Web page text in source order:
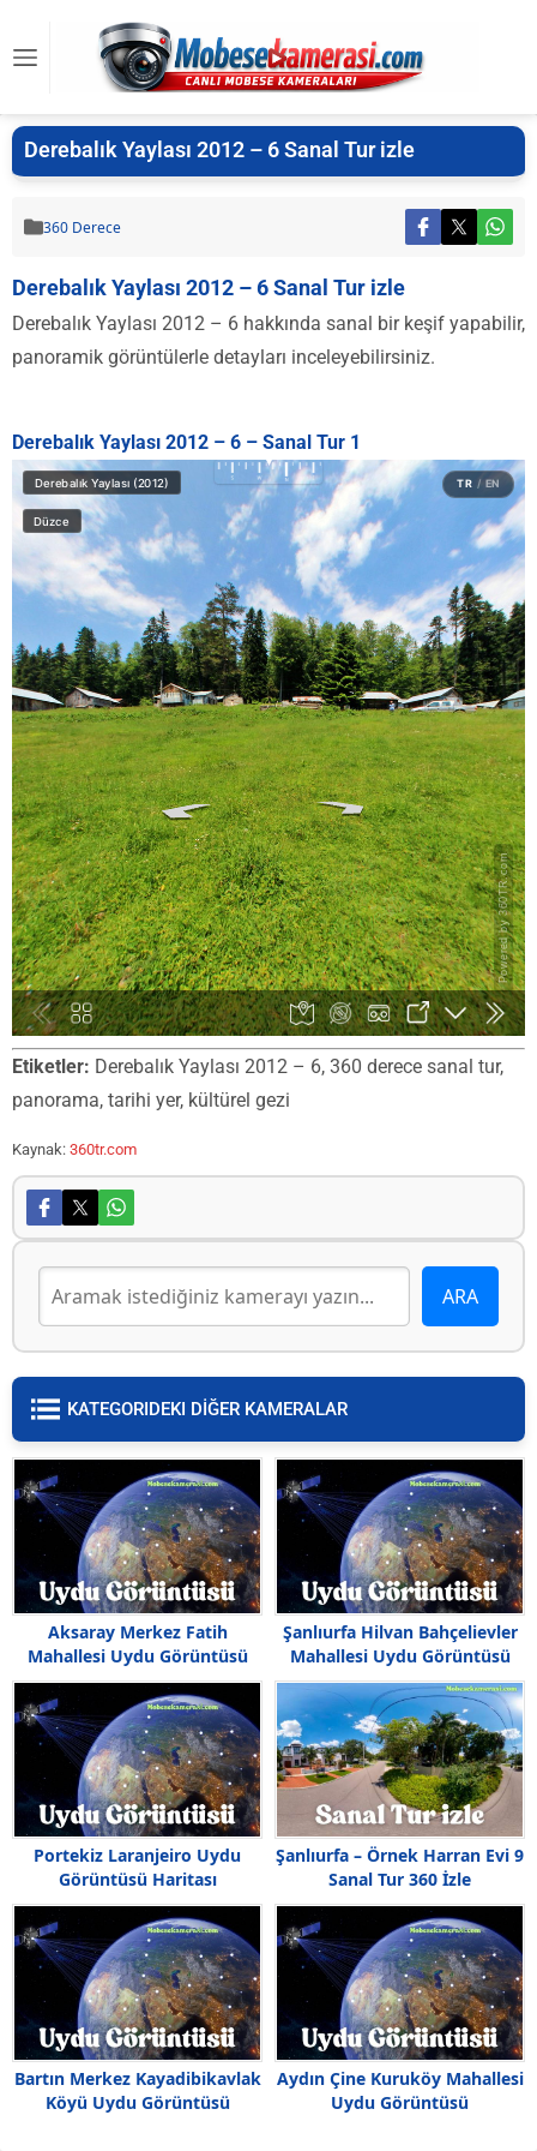
Derebalık Yaylası 2012 – 6 Sanal Tur izle
360 Derece
Derebalık Yaylası 2012 – 6 Sanal Tur izle
Derebalık Yaylası 2012 – 6 hakkında sanal bir keşif yapabilir,
panoramik görüntülerle detayları inceleyebilirsiniz.
Derebalık Yaylası 2012 – 6 – Sanal Tur 1
Etiketler: Derebalık Yaylası 2012 – 6, 360 derece sanal tur,
panorama, tarihi yer, kültürel gezi
Kaynak: 360tr.com
KATEGORIDEKI DİĞER KAMERALAR
Aksaray Merkez Fatih
Mahallesi Uydu Görüntüsü
Haritası
Şanlıurfa Hilvan Bahçelievler
Mahallesi Uydu Görüntüsü
Haritası
Portekiz Laranjeiro Uydu
Görüntüsü Haritası
Şanlıurfa – Örnek Harran Evi 9
Sanal Tur 360 İzle
Bartın Merkez Kayadibikavlak
Köyü Uydu Görüntüsü
Aydın Çine Kuruköy Mahallesi
Uydu Görüntüsü